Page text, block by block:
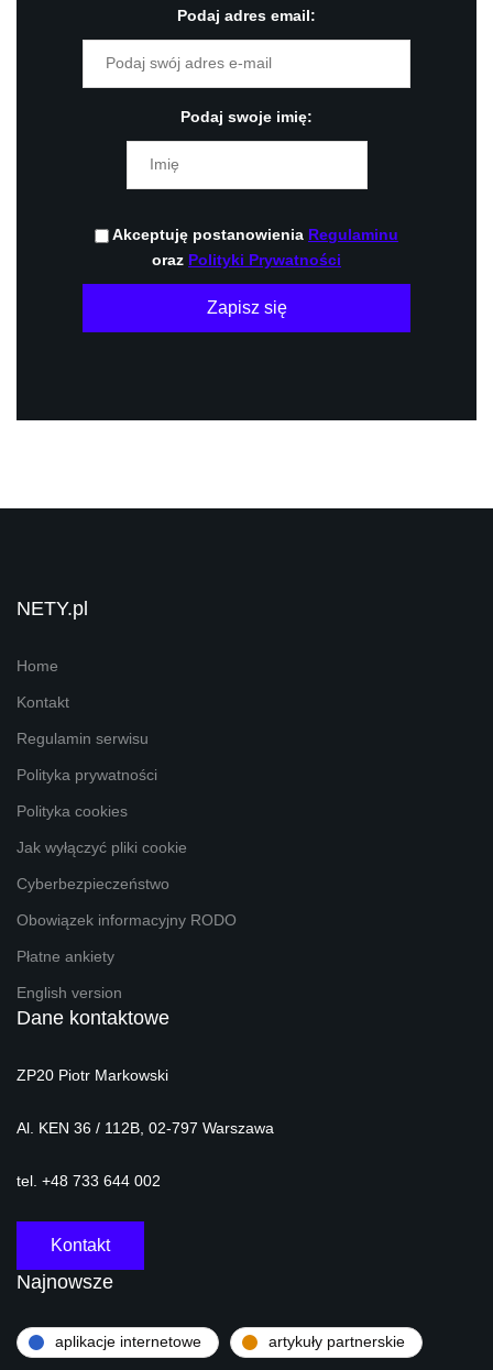
Podaj adres email:
Podaj swoje imię:
Akceptuję postanowienia Regulaminu
oraz Polityki Prywatności
Zapisz się
NETY.pl
Home
Kontakt
Regulamin serwisu
Polityka prywatności
Polityka cookies
Jak wyłączyć pliki cookie
Cyberbezpieczeństwo
Obowiązek informacyjny RODO
Płatne ankiety
English version
Dane kontaktowe
ZP20 Piotr Markowski
Al. KEN 36 / 112B, 02-797 Warszawa
tel. +48 733 644 002
Kontakt
Najnowsze
aplikacje internetowe artykuły partnerskie